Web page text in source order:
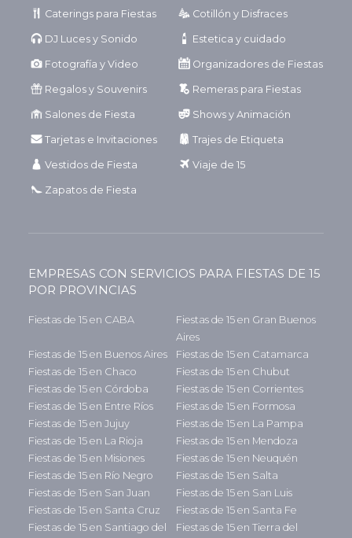
Caterings para Fiestas Cotillón y Disfraces
DJ Luces y Sonido Estetica y cuidado
Fotografía y Video Organizadores de Fiestas
Regalos y Souvenirs Remeras para Fiestas
Salones de Fiesta Shows y Animación
Tarjetas e Invitaciones Trajes de Etiqueta
Vestidos de Fiesta Viaje de 15
Zapatos de Fiesta
EMPRESAS CON SERVICIOS PARA FIESTAS DE 15
POR PROVINCIAS
Fiestas de 15 en CABA
Fiestas de 15 en Gran Buenos
Aires
Fiestas de 15 en Buenos Aires
Fiestas de 15 en Catamarca
Fiestas de 15 en Chaco
Fiestas de 15 en Chubut
Fiestas de 15 en Córdoba
Fiestas de 15 en Corrientes
Fiestas de 15 en Entre Ríos
Fiestas de 15 en Formosa
Fiestas de 15 en Jujuy
Fiestas de 15 en La Pampa
Fiestas de 15 en La Rioja
Fiestas de 15 en Mendoza
Fiestas de 15 en Misiones
Fiestas de 15 en Neuquén
Fiestas de 15 en Río Negro
Fiestas de 15 en Salta
Fiestas de 15 en San Juan
Fiestas de 15 en San Luis
Fiestas de 15 en Santa Cruz
Fiestas de 15 en Santa Fe
Fiestas de 15 en Santiago del
Fiestas de 15 en Tierra del